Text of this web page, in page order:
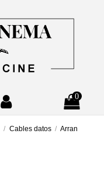
0
Cables datos
Arran